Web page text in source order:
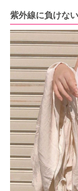
紫外線に負けない